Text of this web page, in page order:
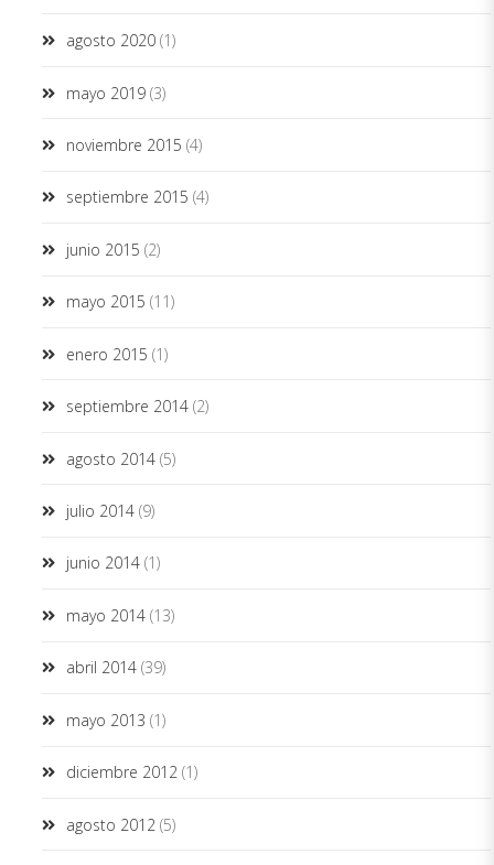
agosto 2020 (1)
mayo 2019 (3)
noviembre 2015 (4)
septiembre 2015 (4)
junio 2015 (2)
mayo 2015 (11)
enero 2015 (1)
septiembre 2014 (2)
agosto 2014 (5)
julio 2014 (9)
junio 2014 (1)
mayo 2014 (13)
abril 2014 (39)
mayo 2013 (1)
diciembre 2012 (1)
agosto 2012 (5)